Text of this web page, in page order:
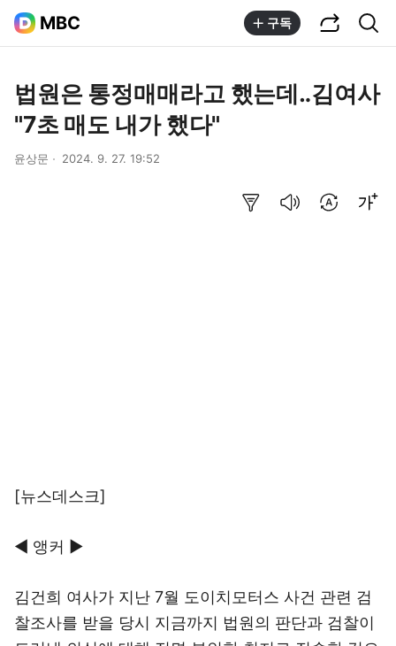
MBC 구독
법원은 통정매매라고 했는데‥김여사
"7초 매도 내가 했다"
윤상문 2024. 9. 27. 19:52
[뉴스데스크]
◀ 앵커 ▶
김건희 여사가 지난 7월 도이치모터스 사건 관련 검
찰조사를 받을 당시 지금까지 법원의 판단과 검찰이